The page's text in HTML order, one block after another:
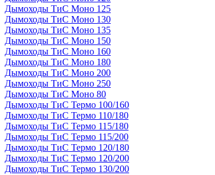
Дымоходы ТиС Моно 125
Дымоходы ТиС Моно 130
Дымоходы ТиС Моно 135
Дымоходы ТиС Моно 150
Дымоходы ТиС Моно 160
Дымоходы ТиС Моно 180
Дымоходы ТиС Моно 200
Дымоходы ТиС Моно 250
Дымоходы ТиС Моно 80
Дымоходы ТиС Термо 100/160
Дымоходы ТиС Термо 110/180
Дымоходы ТиС Термо 115/180
Дымоходы ТиС Термо 115/200
Дымоходы ТиС Термо 120/180
Дымоходы ТиС Термо 120/200
Дымоходы ТиС Термо 130/200